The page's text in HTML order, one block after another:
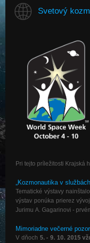
Svetový
Pri tejto príležitosti Krajská
„Kozmonautikav službách
Tematické výstavy
výstav ponúka prierez
Jurimu A. Gagarinovi -
Mimoriadne večerné
V dňoch 5. - 9. 10. 2015